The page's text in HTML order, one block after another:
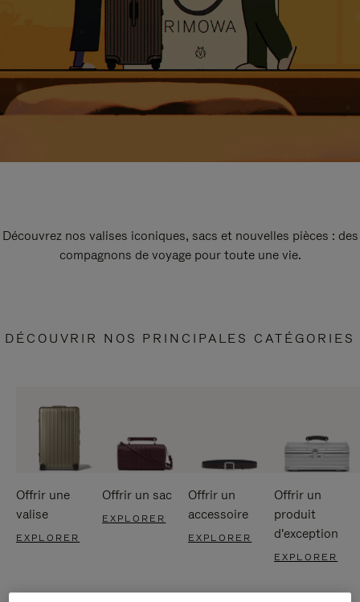
Découvrez nos valises iconiques, sacs et nouvelles pièces : des
compagnons de voyage pour toute une vie.
DÉCOUVRIR NOS PRINCIPALES CATÉGORIES
Offrir une
valise
EXPLORER
Offrir un sac
EXPLORER
Offrir un
accessoire
EXPLORER
Offrir un
produit
d'exception
EXPLORER